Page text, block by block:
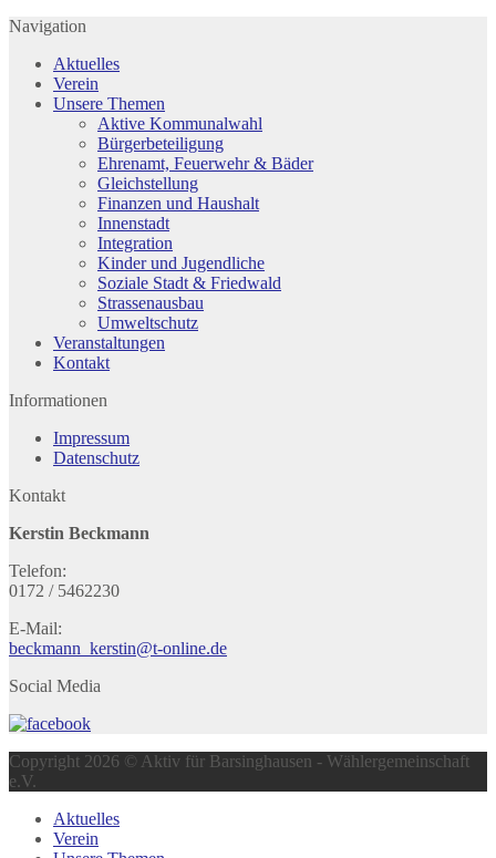
Navigation
Aktuelles
Verein
Unsere Themen
Aktive Kommunalwahl
Bürgerbeteiligung
Ehrenamt, Feuerwehr & Bäder
Gleichstellung
Finanzen und Haushalt
Innenstadt
Integration
Kinder und Jugendliche
Soziale Stadt & Friedwald
Strassenausbau
Umweltschutz
Veranstaltungen
Kontakt
Informationen
Impressum
Datenschutz
Kontakt
Kerstin Beckmann
Telefon:
0172 / 5462230
E-Mail:
beckmann_kerstin@t-online.de
Social Media
Copyright 2026 © Aktiv für Barsinghausen - Wählergemeinschaft
e.V.
Aktuelles
Verein